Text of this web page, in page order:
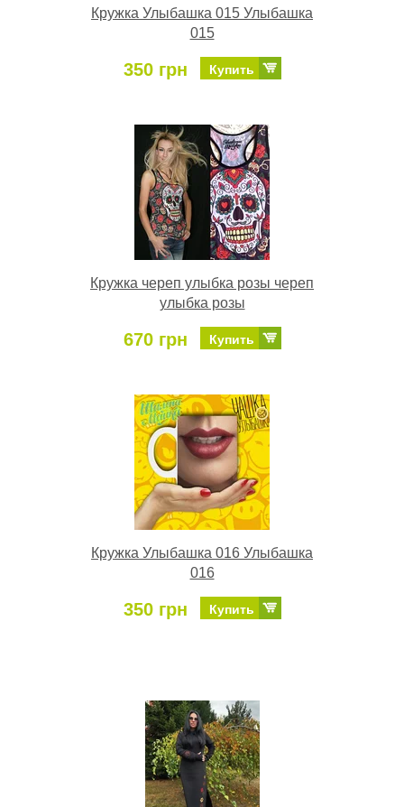
Кружка Улыбашка 015 Улыбашка
015
350 грн Купить
Кружка череп улыбка розы череп
улыбка розы
670 грн Купить
Кружка Улыбашка 016 Улыбашка
016
350 грн Купить